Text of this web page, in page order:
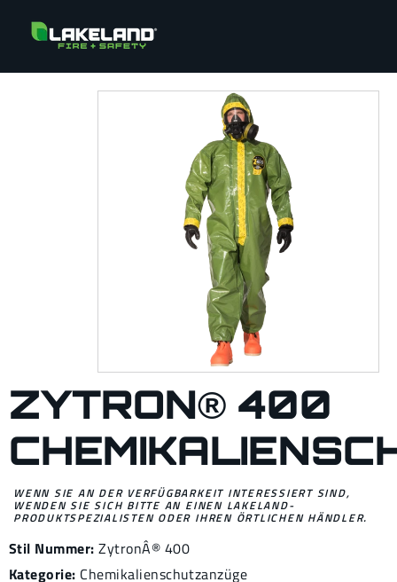
ZYTRON® 400
WENN SIE AN DER VERFÜGBARKEIT INTERESSIERT SIND,
WENDEN SIE SICH BITTE AN EINEN LAKELAND-
PRODUKTSPEZIALISTEN ODER IHREN ÖRTLICHEN HÄNDLER.
Stil Nummer: ZytronÂ® 400
Kategorie: Chemikalienschutzanzüge